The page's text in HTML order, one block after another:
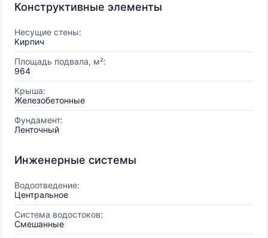
Конструктивные элементы
Несущие стены:
Кирпич
Площадь подвала, м²:
964
Крыша:
Железобетонные
Фундамент:
Ленточный
Инженерные системы
Водоотведение:
Центральное
Система водостоков:
Смешанные